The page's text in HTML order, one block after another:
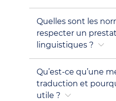
Quelles sont les
respecter un
linguistiques ?
Qu’est-ce qu’une
traduction et
utile ?